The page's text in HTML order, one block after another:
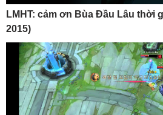
LMHT: cảm ơn Bùa Đầu Lâu thời
2015)